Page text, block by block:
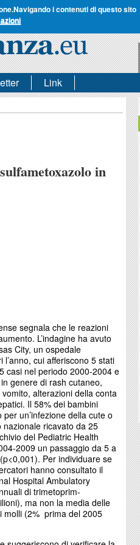
Navigando i contenuti di questo sito
Link
in
segnala che le reazioni
L’indagine ha avuto
City, un ospedale
cui afferiscono 5 stati
casi nel periodo 2000-2004 e
genere di rash cutaneo,
alterazioni della conta
Il 58% dei bambini
un’infezione della cute o
ricavato da 25
del Pediatric Health
2009 un passaggio da 5 a
Per individuare se
hanno consultato il
Hospital Ambulatory
di trimetoprim-
ma non la media delle
molli (2% prima del 2005